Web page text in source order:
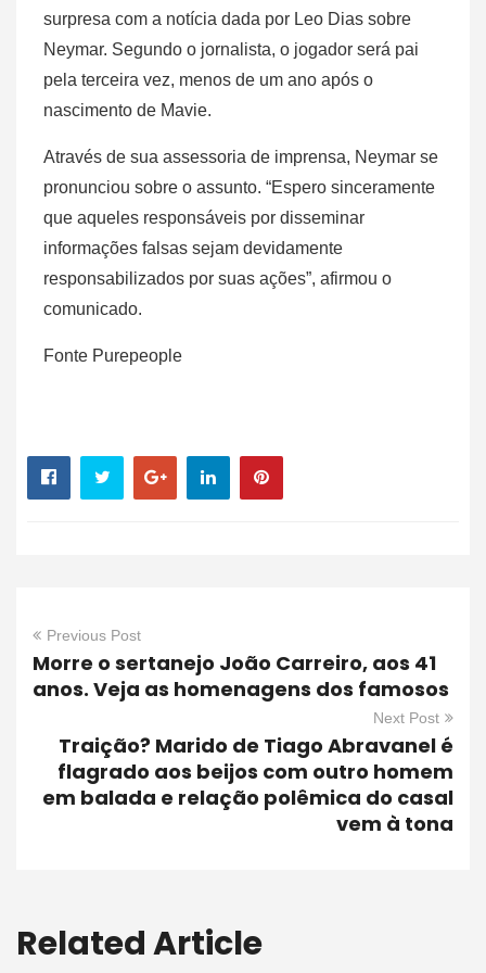
surpresa com a notícia dada por Leo Dias sobre
Neymar. Segundo o jornalista, o jogador será pai
pela terceira vez, menos de um ano após o
nascimento de Mavie.
Através de sua assessoria de imprensa, Neymar se
pronunciou sobre o assunto. “Espero sinceramente
que aqueles responsáveis por disseminar
informações falsas sejam devidamente
responsabilizados por suas ações”, afirmou o
comunicado.
Fonte Purepeople
Previous Post
Morre o sertanejo João Carreiro, aos 41
anos. Veja as homenagens dos famosos
Next Post
Traição? Marido de Tiago Abravanel é
flagrado aos beijos com outro homem
em balada e relação polêmica do casal
vem à tona
Related Article